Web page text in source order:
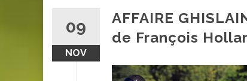
09
NOV
AFFAIRE
de François